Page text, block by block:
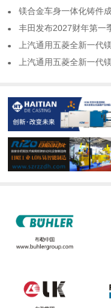
镁合金车身一体化铸件
丰田发布2027财年第一
上汽通用五菱全新一代
上汽通用五菱全新一代